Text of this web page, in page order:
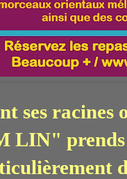
ses racines
LIN"